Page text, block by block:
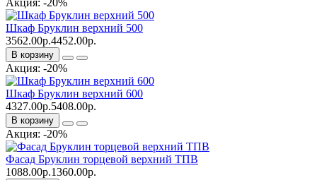
Акция: -20%
Шкаф Бруклин верхний 500
3562.00р.4452.00р.
В корзину
Акция: -20%
Шкаф Бруклин верхний 600
4327.00р.5408.00р.
В корзину
Акция: -20%
Фасад Бруклин торцевой верхний ТПВ
1088.00р.1360.00р.